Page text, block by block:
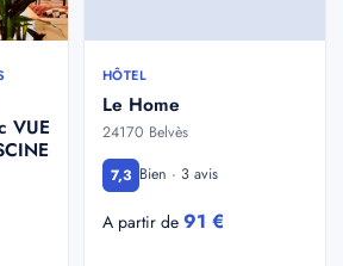
VUE
HÔTEL
Le Home
24170 Belvès
7,3 Bien · 3 avis
A partir de 91 €